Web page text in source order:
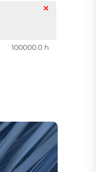
100000.0 h